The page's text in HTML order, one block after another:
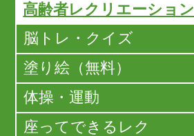
高齢者レクリエーション
脳トレ・クイズ
塗り絵（無料）
体操・運動
座ってできるレク